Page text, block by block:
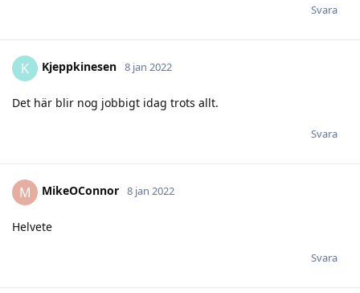
Svara
K Kjeppkinesen 8 jan 2022
Det här blir nog jobbigt idag trots allt.
Svara
M MikeOConnor 8 jan 2022
Helvete
Svara